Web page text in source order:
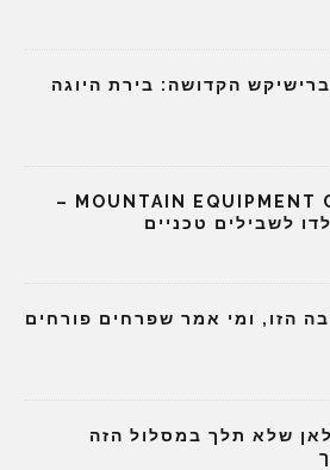
ברישיקש הקדושה: בירת היוגה
מבחן שטח: MOUNTAIN EQUIPMENT COMICI –
לשבילים טכניים
הזו, ומי אמר שפרחים פורחים
שלא תלך במסלול הזה